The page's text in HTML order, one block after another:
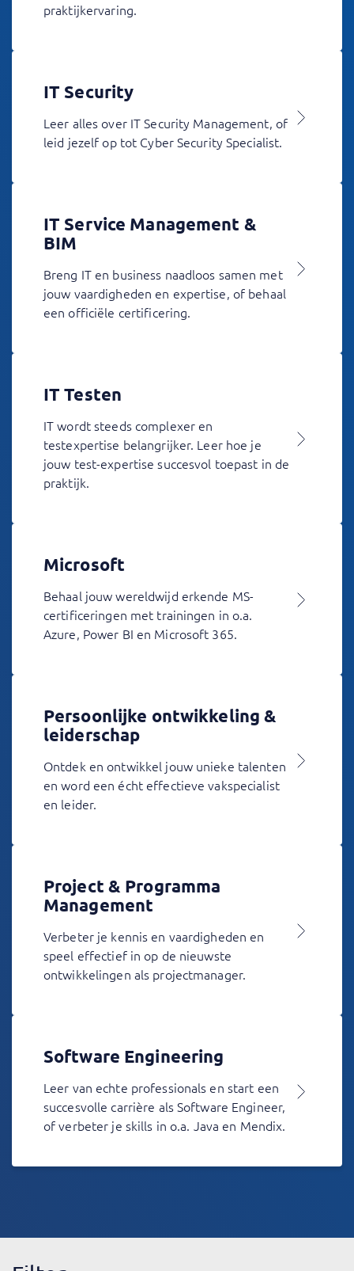
praktijkervaring.
IT Security
Leer alles over IT Security Management, of
leid jezelf op tot Cyber Security Specialist.
IT Service Management &
BIM
Breng IT en business naadloos samen met
jouw vaardigheden en expertise, of behaal
een officiële certificering.
IT Testen
IT wordt steeds complexer en
testexpertise belangrijker. Leer hoe je
jouw test-expertise succesvol toepast in de
praktijk.
Microsoft
Behaal jouw wereldwijd erkende MS-
certificeringen met trainingen in o.a.
Azure, Power BI en Microsoft 365.
Persoonlijke ontwikkeling &
leiderschap
Ontdek en ontwikkel jouw unieke talenten
en word een écht effectieve vakspecialist
en leider.
Project & Programma
Management
Verbeter je kennis en vaardigheden en
speel effectief in op de nieuwste
ontwikkelingen als projectmanager.
Software Engineering
Leer van echte professionals en start een
succesvolle carrière als Software Engineer,
of verbeter je skills in o.a. Java en Mendix.